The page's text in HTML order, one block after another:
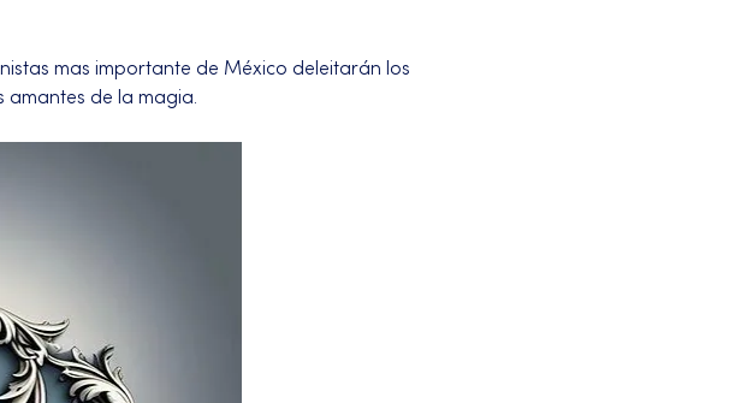
mas importante de México deleitarán los
amantes de la magia.